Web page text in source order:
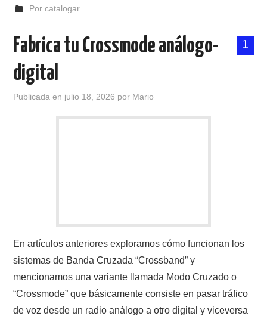
Por catalogar
1
Fabrica tu Crossmode análogo-
digital
Publicada en julio 18, 2026 por Mario
En artículos anteriores exploramos cómo funcionan los
sistemas de Banda Cruzada “Crossband” y
mencionamos una variante llamada Modo Cruzado o
“Crossmode” que básicamente consiste en pasar tráfico
de voz desde un radio análogo a otro digital y viceversa